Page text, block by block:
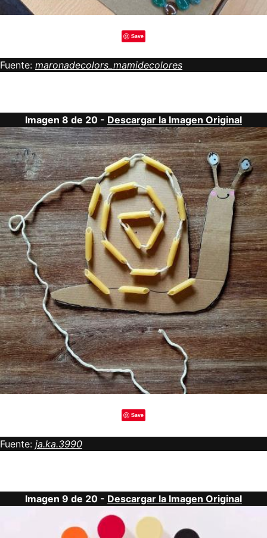
Save
Fuente: maronadecolors_mamidecolores
Imagen 8 de 20 - Descargar la Imagen Original
Save
Fuente: ja.ka.3990
Imagen 9 de 20 - Descargar la Imagen Original